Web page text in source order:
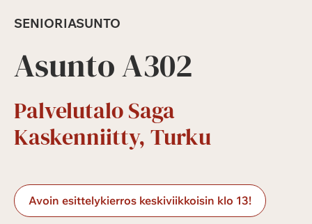
SENIORIASUNTO
Asunto A302
Palvelutalo Saga
Kaskenniitty, Turku
Avoin esittelykierros keskiviikkoisin klo 13!